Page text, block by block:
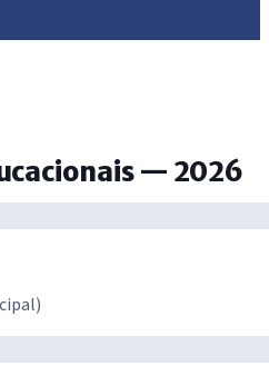
— 2026